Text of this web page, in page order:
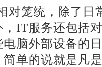
笼统，除了日
，IT服务还包括
脑外部设备的
单的说就是凡